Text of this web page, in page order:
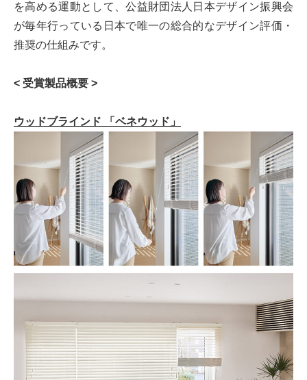
を高める運動として、公益財団法人日本デザイン振興会
が毎年行っている日本で唯一の総合的なデザイン評価・
推奨の仕組みです。
< 受賞製品概要 >
ウッドブラインド 「ベネウッド」